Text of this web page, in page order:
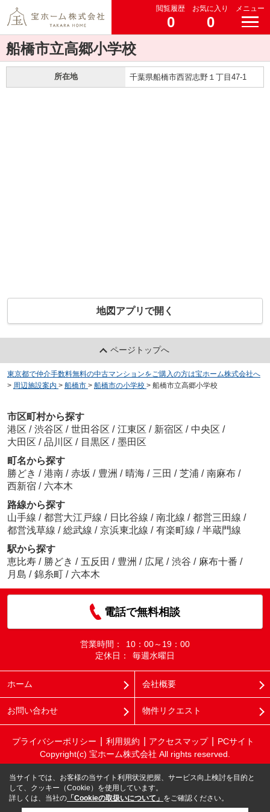
閲覧履歴
0
お気に入り
0
メニュー
船橋市立高郷小学校
所在地 千葉県船橋市西習志野１丁目47-1
地図アプリで開く
ページトップへ
東京都で仲介手数料無料の中古マンションをご購入の方は宝ホーム株式会社へ
> 周辺施設案内 > 船橋市 > 船橋市の小学校 > 船橋市立高郷小学校
市区町村から探す
港区 / 渋谷区 / 世田谷区 / 江東区 / 新宿区 / 中央区 /
大田区 / 品川区 / 目黒区 / 墨田区
町名から探す
勝どき / 港南 / 赤坂 / 豊洲 / 晴海 / 三田 / 芝浦 / 南麻布 /
西新宿 / 六本木
路線から探す
山手線 / 都営大江戸線 / 日比谷線 / 南北線 / 都営三田線 /
都営浅草線 / 総武線 / 京浜東北線 / 有楽町線 / 半蔵門線
駅から探す
恵比寿 / 勝どき / 五反田 / 豊洲 / 広尾 / 渋谷 / 麻布十番 /
月島 / 錦糸町 / 六本木
電話で無料相談
営業時間：
10：00～19：00
定休日：
毎週水曜日
ホーム 会社概要
お問い合わせ 物件リクエスト
プライバシーポリシー 利用規約 アクセスマップ
PCサイト
Copyright(c) 宝ホーム株式会社 All rights reserved.
当サイトでは、お客様の当サイト利用状況把握、サービス向上検討を目的と
して、クッキー（Cookie）を使用しています。
詳しくは、当社の 「Cookieの取扱いについて」 をご確認ください。